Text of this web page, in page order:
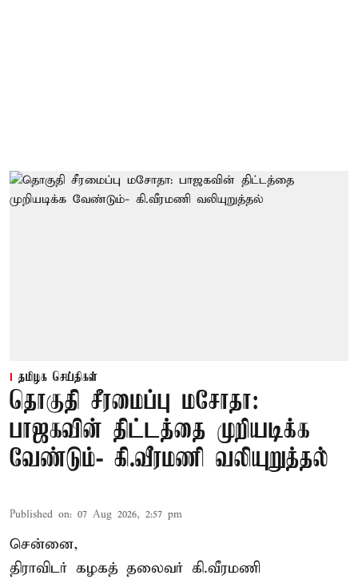
தமிழக செய்திகள்
தொகுதி சீரமைப்பு மசோதா:
பாஜகவின் திட்டத்தை முறியடிக்க
வேண்டும்- கி.வீரமணி வலியுறுத்தல்
Published on: 07 Aug 2026, 2:57 pm
சென்னை,
திராவிடர் கழகத் தலைவர் கி.வீரமணி